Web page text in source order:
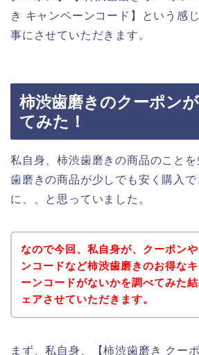
き キャンペーンコード】という感
事にさせていただきます。
柿渋歯磨きのクーポン
てみた！
私自身、柿渋歯磨きの商品のこと
歯磨きの商品が少しでも安く購入
に、、と思っていました。
なので今回、私自身が、クーポン
ンコードなど柿渋歯磨きのお得な
ーンコードがないかを調べてみた
ェアさせていただきます。
まず、私自身、【柿渋歯磨き クー